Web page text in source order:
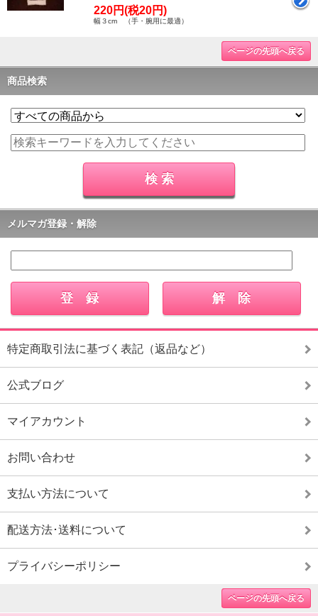
220円(税20円)
幅３cm （手・腕用に最適）
ページの先頭へ戻る
商品検索
メルマガ登録・解除
特定商取引法に基づく表記（返品など）
公式ブログ
マイアカウント
お問い合わせ
支払い方法について
配送方法･送料について
プライバシーポリシー
ページの先頭へ戻る